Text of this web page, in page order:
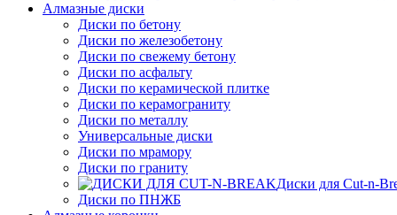
Алмазные диски
Диски по бетону
Диски по железобетону
Диски по свежему бетону
Диски по асфальту
Диски по керамической плитке
Диски по керамограниту
Диски по металлу
Универсальные диски
Диски по мрамору
Диски по граниту
Диски для Cut-n-
Диски по ПНЖБ